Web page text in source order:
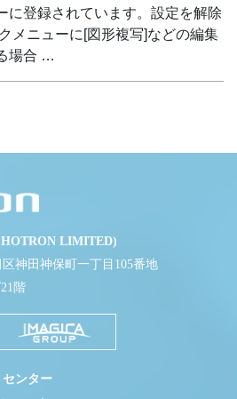
に登録されています。設定を解除
メニューに[図形複写]などの編集
場合 …
LIMITED)
神田神保町一丁目105番地
階
ンター